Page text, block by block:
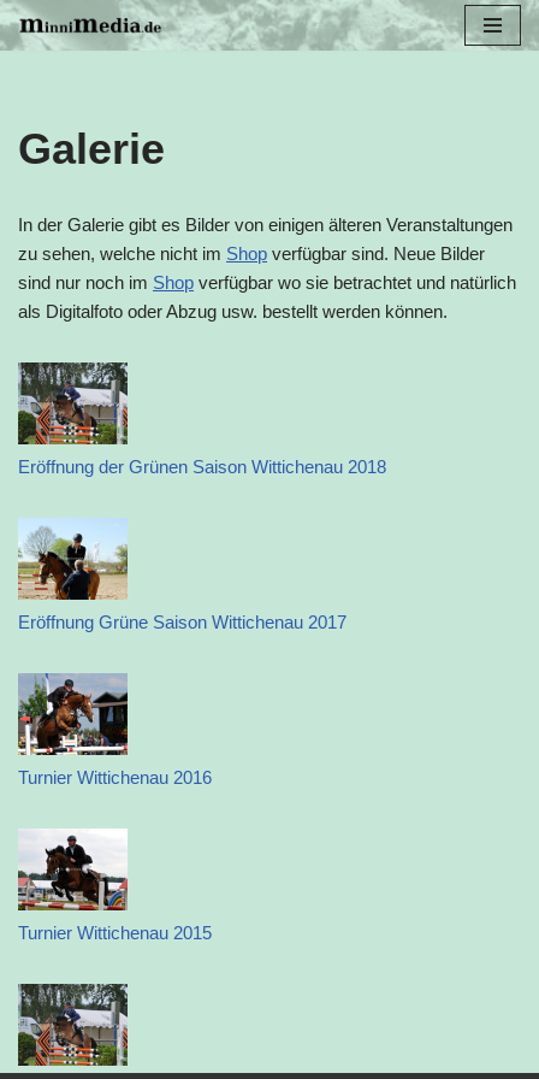
Galerie
In der Galerie gibt es Bilder von einigen älteren Veranstaltungen
zu sehen, welche nicht im Shop verfügbar sind. Neue Bilder
sind nur noch im Shop verfügbar wo sie betrachtet und natürlich
als Digitalfoto oder Abzug usw. bestellt werden können.
Eröffnung der Grünen Saison Wittichenau 2018
Eröffnung Grüne Saison Wittichenau 2017
Turnier Wittichenau 2016
Turnier Wittichenau 2015